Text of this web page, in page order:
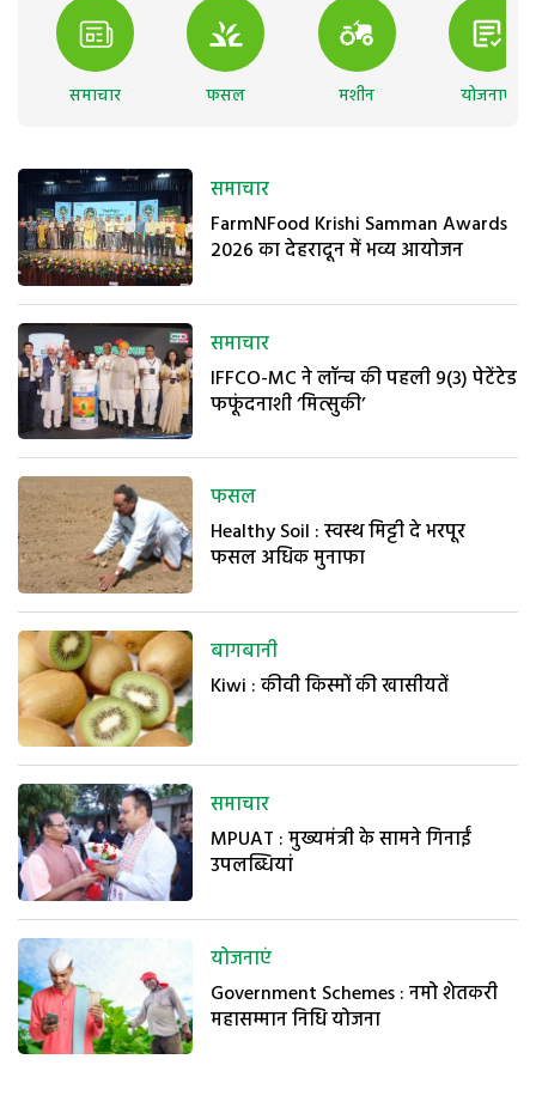
समाचार फसल मशीन योजनाएं
समाचार
FarmNFood Krishi Samman Awards
2026 का देहरादून में भव्य आयोजन
समाचार
IFFCO-MC ने लॉन्च की पहली 9(3) पेटेंटेड
फफूंदनाशी ‘मित्सुकी’
फसल
Healthy Soil : स्वस्थ मिट्टी दे भरपूर
फसल अधिक मुनाफा
बागबानी
Kiwi : कीवी किस्मों की खासीयतें
समाचार
MPUAT : मुख्यमंत्री के सामने गिनाईं
उपलब्धियां
योजनाएं
Government Schemes : नमो शेतकरी
महासम्मान निधि योजना